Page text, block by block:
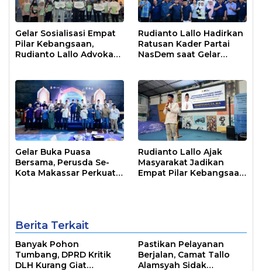
Gelar Sosialisasi Empat
Pilar Kebangsaan,
Rudianto Lallo Advokasi
Rudianto Lallo Hadirkan
Ratusan Kader Partai
NasDem saat Gelar
Gelar Buka Puasa
Bersama, Perusda Se-
Kota Makassar Perkuat
Rudianto Lallo Ajak
Masyarakat Jadikan
Empat Pilar Kebangsaan
Berita Terkait
Banyak Pohon
Tumbang, DPRD Kritik
DLH Kurang Giat
Pastikan Pelayanan
Berjalan, Camat Tallo
Alamsyah Sidak